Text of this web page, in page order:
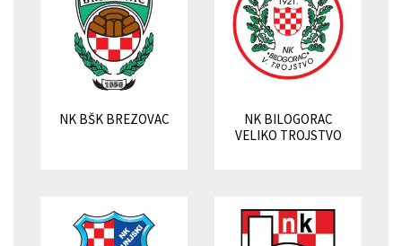
NK BŠK BREZOVAC
NK BILOGORAC
VELIKO TROJSTVO